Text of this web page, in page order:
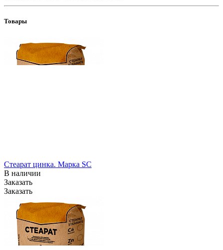
Товары
Стеарат цинка. Марка SC
В наличии
Заказать
Заказать